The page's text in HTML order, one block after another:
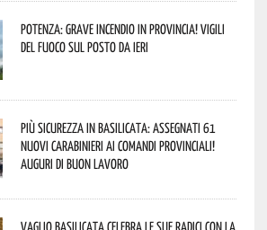
Potenza: grave incendio in Provincia! Vigili
del fuoco sul posto da ieri
Più sicurezza in Basilicata: assegnati 61
nuovi Carabinieri ai Comandi provinciali!
Auguri di buon lavoro
Vaglio Basilicata celebra le sue radici con la